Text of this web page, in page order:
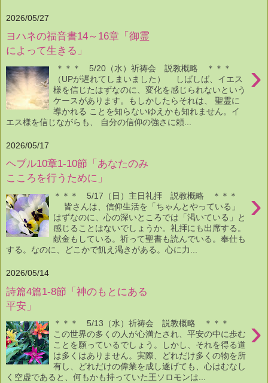
2026/05/27
ヨハネの福音書14～16章「御霊
によって生きる」
›
＊＊＊ 5/20（水）祈祷会 説教概略 ＊＊＊
（UPが遅れてしまいました） しばしば、イエス
様を信じたはずなのに、変化を感じられないという
ケースがあります。もしかしたらそれは、 聖霊に
導かれる ことを知らないゆえかも知れません。イ
エス様を信じながらも、 自分の信仰の強さに頼...
2026/05/17
ヘブル10章1-10節「あなたのみ
こころを行うために」
›
＊＊＊ 5/17（日）主日礼拝 説教概略 ＊＊＊
皆さんは、信仰生活を「ちゃんとやっている」
はずなのに、心の深いところでは「渇いている」と
感じることはないでしょうか。礼拝にも出席する。
献金もしている。祈って聖書も読んでいる。奉仕も
する。なのに、どこかで飢え渇きがある。心に力...
2026/05/14
詩篇4篇1-8節「神のもとにある
平安」
›
＊＊＊ 5/13（水）祈祷会 説教概略 ＊＊＊
この世界の多くの人が心満たされ、平安の中に歩む
ことを願っているでしょう。しかし、それを得る道
は多くはありません。実際、どれだけ多くの物を所
有し、どれだけの偉業を成し遂げても、心はむなし
く空虚であると、何もかも持っていた王ソロモンは...